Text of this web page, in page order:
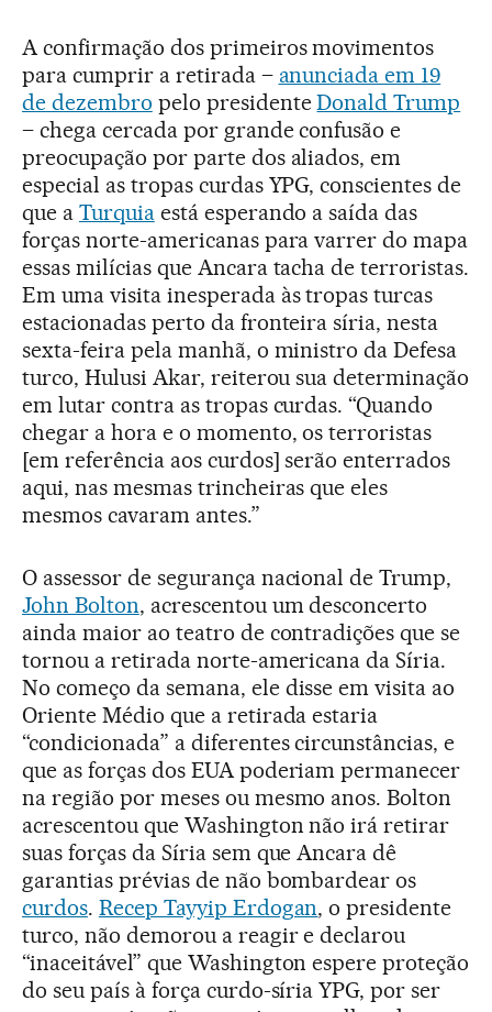
A confirmação dos primeiros movimentos
para cumprir a retirada – anunciada em 19
de dezembro pelo presidenteDonald Trump
– chega cercada por grande confusão e
preocupação por parte dos aliados, em
especial as tropas curdas YPG, conscientes de
que a Turquiaestá esperando a saída das
forças norte-americanas para varrer do mapa
essas milícias que Ancara tacha de terroristas.
Em uma visita inesperada às tropas turcas
estacionadas perto da fronteira síria, nesta
sexta-feira pela manhã, o ministro da Defesa
turco, Hulusi Akar, reiterou sua determinação
em lutar contra as tropas curdas. “Quando
chegar a hora e o momento, os terroristas
[em referência aos curdos] serão enterrados
aqui, nas mesmas trincheiras que eles
mesmos cavaram antes.”
O assessor de segurança nacional de Trump,
John Bolton, acrescentou um desconcerto
ainda maior ao teatro de contradições que se
tornou a retirada norte-americana da Síria.
No começo da semana, ele disse em visita ao
Oriente Médio que a retirada estaria
“condicionada” a diferentes circunstâncias, e
que as forças dos EUA poderiam permanecer
na região por meses ou mesmo anos. Bolton
acrescentou que Washington não irá retirar
suas forças da Síria sem que Ancara dê
garantias prévias de não bombardear os
curdos. Recep Tayyip Erdogan, o presidente
turco, não demorou a reagir e declarou
“inaceitável” que Washington espere proteção
do seu país à força curdo-síria YPG, por ser